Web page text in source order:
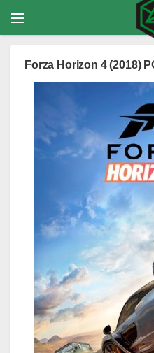
Forza Horizon 4 (2018)